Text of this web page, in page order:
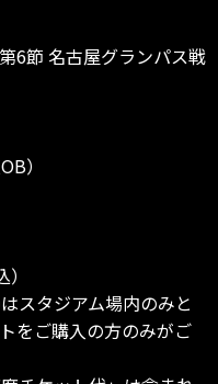
6節 名古屋グランパス戦
）
スタジアム場内のみと
をご購入の方のみがご